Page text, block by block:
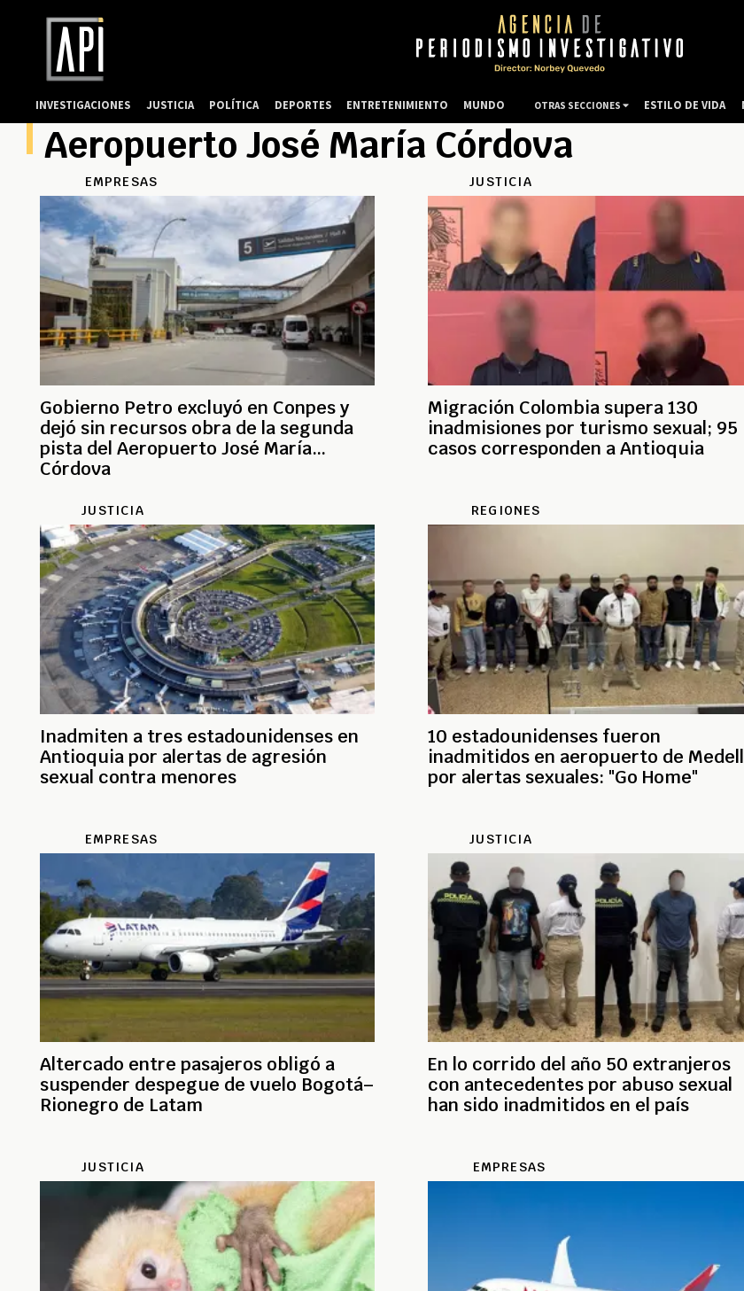
Aeropuerto José María Córdova
EMPRESAS
Gobierno Petro excluyó en Conpes y
dejó sin recursos obra de la segunda
pista del Aeropuerto José María
Córdova
JUSTICIA
Migración Colombia supera 130
inadmisiones por turismo sexual; 95
casos corresponden a Antioquia
JUSTICIA
Inadmiten a tres estadounidenses en
Antioquia por alertas de agresión
sexual contra menores
REGIONES
10 estadounidenses fueron
inadmitidos en aeropuerto de
por alertas sexuales: "Go Home"
EMPRESAS
Altercado entre pasajeros obligó a
suspender despegue de vuelo Bogotá–
Rionegro de Latam
JUSTICIA
En lo corrido del año 50 extranjeros
con antecedentes por abuso sexual
han sido inadmitidos en el país
JUSTICIA EMPRESAS
INVESTIGACIONES JUSTICIA POLÍTICA DEPORTES ENTRETENIMIENTO MUNDO OTRAS SECCIONES ESTILO DE VIDA